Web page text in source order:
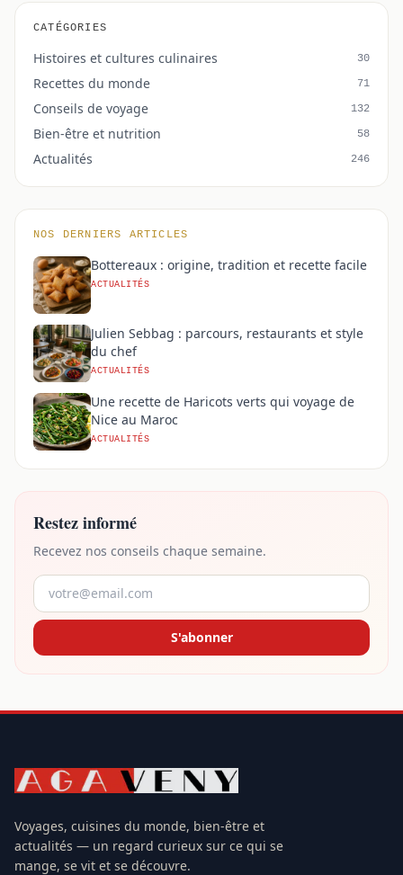
CATÉGORIES
Histoires et cultures culinaires 30
Recettes du monde 71
Conseils de voyage 132
Bien-être et nutrition 58
Actualités 246
NOS DERNIERS ARTICLES
Bottereaux : origine, tradition et recette facile
ACTUALITÉS
Julien Sebbag : parcours, restaurants et style
du chef
ACTUALITÉS
Une recette de Haricots verts qui voyage de
Nice au Maroc
ACTUALITÉS
Restez informé
Recevez nos conseils chaque semaine.
S'abonner
Voyages, cuisines du monde, bien-être et
actualités — un regard curieux sur ce qui se
mange, se vit et se découvre.